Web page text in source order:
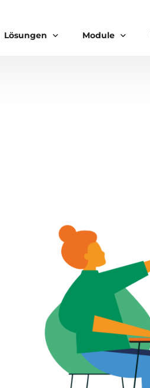
Lösungen Module